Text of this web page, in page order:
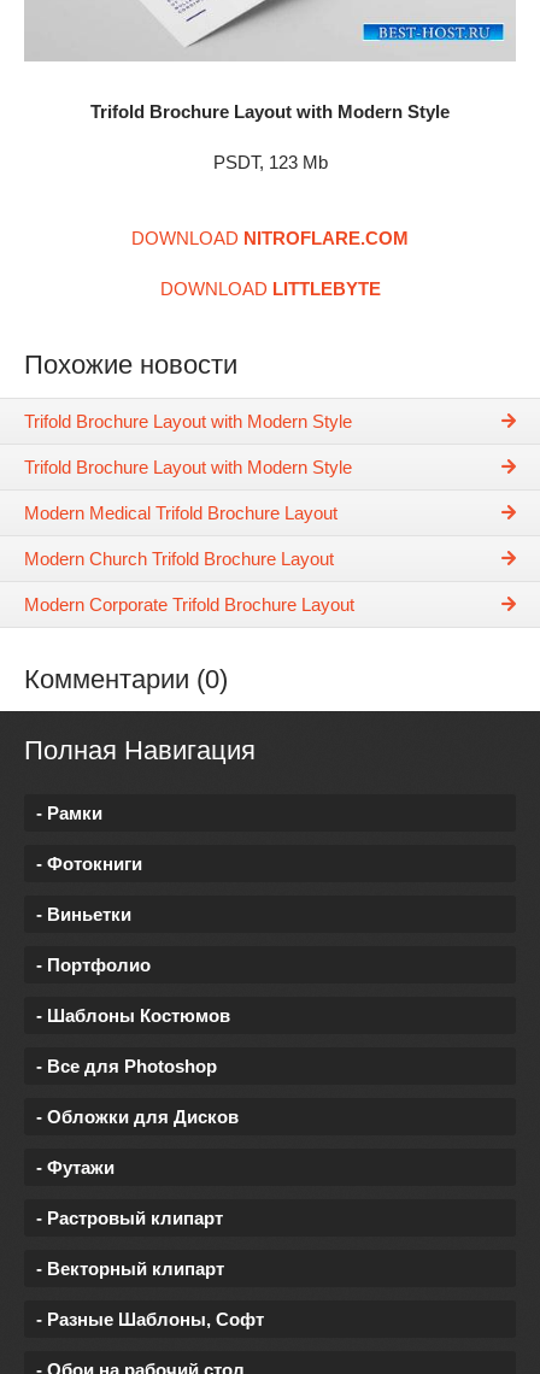
Trifold Brochure Layout with Modern Style
PSDT, 123 Mb
DOWNLOAD NITROFLARE.COM
DOWNLOAD LITTLEBYTE
Похожие новости
Trifold Brochure Layout with Modern Style
Trifold Brochure Layout with Modern Style
Modern Medical Trifold Brochure Layout
Modern Church Trifold Brochure Layout
Modern Corporate Trifold Brochure Layout
Комментарии (0)
Полная Навигация
- Рамки
- Фотокниги
- Виньетки
- Портфолио
- Шаблоны Костюмов
- Все для Photoshop
- Обложки для Дисков
- Футажи
- Растровый клипарт
- Векторный клипарт
- Разные Шаблоны, Софт
- Обои на рабочий стол